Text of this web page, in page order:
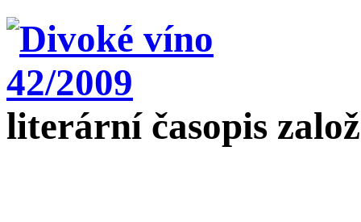
literární časopis